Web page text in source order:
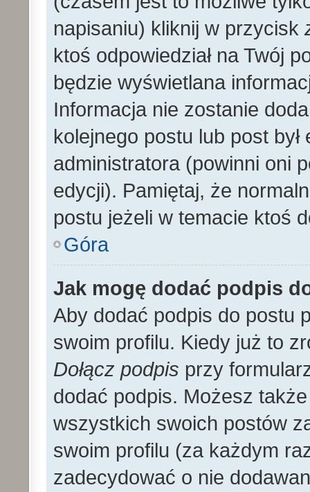
napisaniu) kliknij w przycisk
ktoś odpowiedział na Twój
będzie wyświetlana
Informacja nie zostanie
kolejnego postu lub post
administratora (powinni oni
edycji). Pamiętaj, że
postu jeżeli w temacie ktoś
Góra
Jak mogę dodać podpis
Aby dodać podpis do postu
swoim profilu. Kiedy już to
Dołącz podpis przy
dodać podpis. Możesz
wszystkich swoich postów
swoim profilu (za każdym
zadecydować o nie